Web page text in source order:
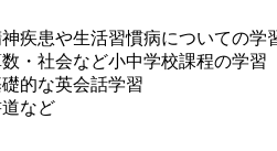
疾患や生活習慣病についての学
・社会など小中学校課程の学習
的な英会話学習
など